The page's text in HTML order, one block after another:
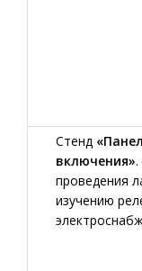
Стенд
включения».
проведения
изучению